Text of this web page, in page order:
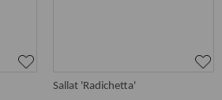
Sallat 'Radichetta'